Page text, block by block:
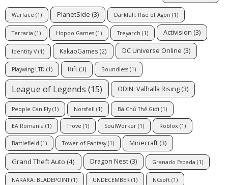
Warface (1) PlanetSide (3) Darkfall: Rise of Agon (1)
Terraria (1) Hopoo Games (1) Treyarch (1) Activision (3)
Identity V(1) KakaoGames (2) DC Universe Online (3)
Playwing LTD (1) Rift (3) Boundless (1)
League of Legends (15) ODIN: Valhalla Rising (3)
People Can Fly(1) Norsfell (1) Bá Chủ Thế Giới (1)
EA Romania (1) Trove (1) SoulWorker (1) Roblox (1)
Battlefield (1) Tower of Fantasy(1) Minecraft (3)
Grand Theft Auto (4) Dragon Nest (3) Granado Espada (1)
NARAKA: BLADEPOINT(1) UNDECEMBER (1) NCsoft (1)